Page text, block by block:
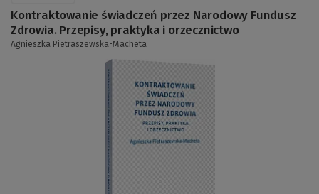
Kontraktowanie świadczeń przez Narodowy Fundusz
Zdrowia. Przepisy, praktyka i orzecznictwo
Agnieszka Pietraszewska-Macheta